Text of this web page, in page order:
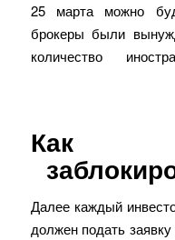
25 марта можно
брокеры были
количество
Как
• Далее каждый
должен подать